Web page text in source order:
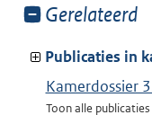
Toon
van:
Gerelateerd
Publicaties in
Kamerdossier
Toon alle